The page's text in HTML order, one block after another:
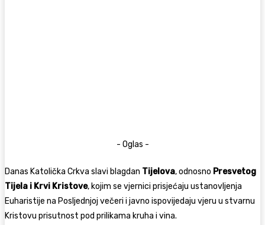
- Oglas -
Danas Katolička Crkva slavi blagdan Tijelova, odnosno Presvetog
Tijela i Krvi Kristove, kojim se vjernici prisjećaju ustanovljenja
Euharistije na Posljednjoj večeri i javno ispovijedaju vjeru u stvarnu
Kristovu prisutnost pod prilikama kruha i vina.